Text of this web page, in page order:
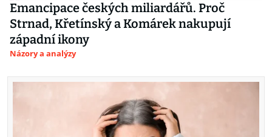
Emancipace českých miliardářů. Proč
Strnad, Křetínský a Komárek nakupují
západní ikony
Názory a analýzy